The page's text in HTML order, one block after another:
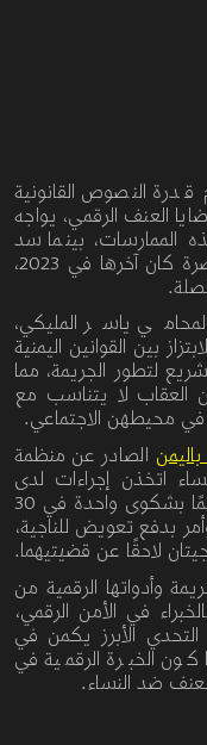
قدرة النصوص القانونية
قضايا العنف الرقمي، يواجه
الممارسات،
بينما سد
المشرع الأردني هذه الفجوة بقوانين معاصرة كان آخرها في 2023،
.
ياسر المليكي،
بين القوانين اليمنية
لتطور الجريمة، مما
العقاب لا يتناسب
مع
في محيطهن الاجتماعي .
الصادر عن منظمة
اتخذن إجراءات
لدى
بشكوى واحدة في
بدفع تعويض للناجية،
لاحقًا عن قضيتيهما .
وأدواتها الرقمية من
في الأمن
الرقمي،
التحدي الأبرز يكمن
في
الخبرة الرقمية في
ضد النساء.